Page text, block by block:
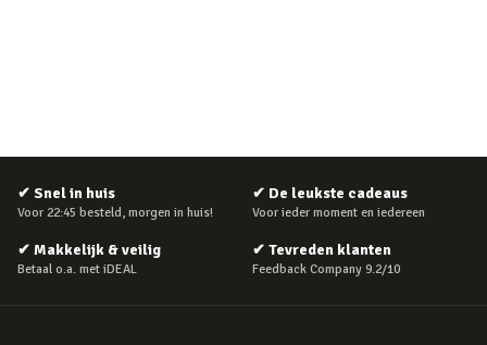
✔ Snel in huis
Voor 22:45 besteld, morgen in huis!
✔ De leukste cadeaus
Voor ieder moment en iedereen
✔ Makkelijk & veilig
Betaal o.a. met iDEAL
✔ Tevreden klanten
Feedback Company 9.2/10